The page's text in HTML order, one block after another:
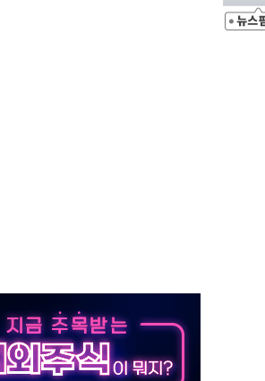
상 없어"
을 권한 없어"
정 논의"
턴디지털·샌디스크↓